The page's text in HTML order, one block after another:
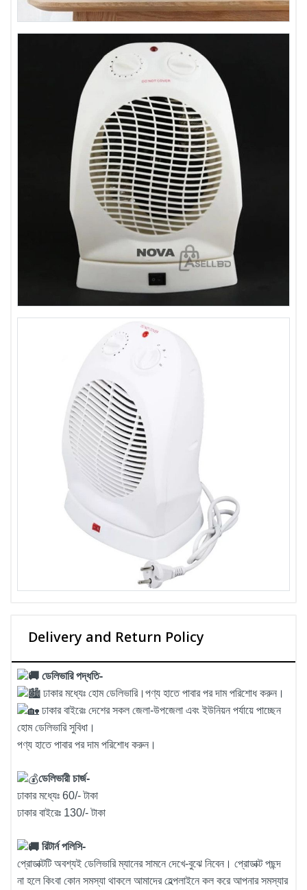
Delivery and Return Policy
ডেলিভারি পদ্ধতি-
ঢাকার মধ্যেঃ হোম ডেলিভারি।পণ্য হাতে পাবার পর দাম পরিশোধ করুন।
ঢাকার বাইরেঃ দেশের সকল জেলা-উপজেলা এবং ইউনিয়ন পর্যায়ে পাচ্ছেন
হোম ডেলিভারি সুবিধা।
পণ্য হাতে পাবার পর দাম পরিশোধ করুন।
ডেলিভারী চার্জ-
ঢাকার মধ্যেঃ 60/- টাকা
ঢাকার বাইরেঃ 130/- টাকা
রিটার্ন পলিসি-
প্রোডাক্টটি অবশ্যই ডেলিভারি ম্যানের সামনে দেখে-বুঝে নিবেন। প্রোডাক্ট পছন্দ
না হলে কিংবা কোন সমস্যা থাকলে আমাদের হেল্পলাইনে কল করে আপনার সমস্যার